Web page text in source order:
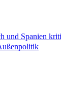
Spanien